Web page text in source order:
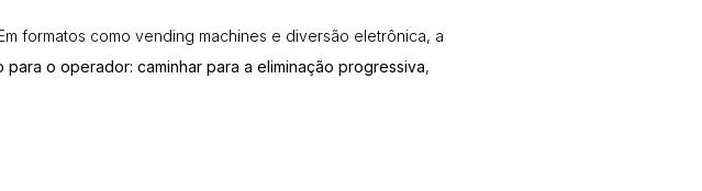
formatos como vending machines e diversão eletrônica, a
para o operador: caminhar para a eliminação progressiva,